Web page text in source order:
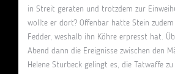
in Streit geraten und trotzdem zur
wollte er dort? Offenbar hatte Stein
Fedder, weshalb ihn Köhre erpresst hat.
Abend dann die Ereignisse zwischen den
Helene Sturbeck gelingt es, die Tatwaffe